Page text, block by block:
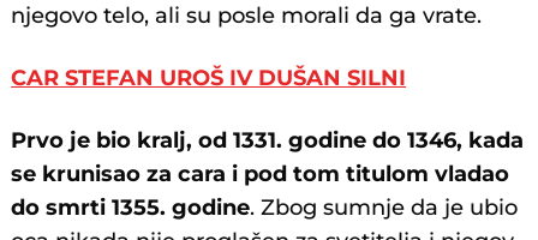
njegovo telo, ali su posle morali da ga vrate.
CAR STEFAN UROŠ IV DUŠAN SILNI
Prvo je bio kralj, od 1331. godine do 1346, kada
se krunisao za cara i pod tom titulom vladao
do smrti 1355. godine. Zbog sumnje da je ubio